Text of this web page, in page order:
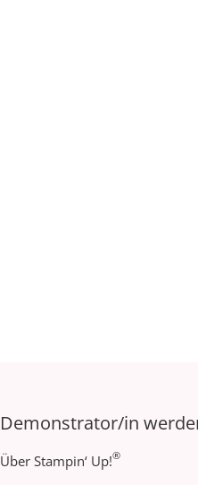
Demonstrator/in
Über Stampin‘ Up!®